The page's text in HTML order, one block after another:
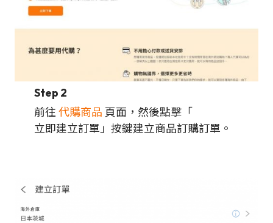
Step 2
前往 代購商品 頁面，然後點擊「
立即建立訂單」按鍵建立商品訂購訂單。